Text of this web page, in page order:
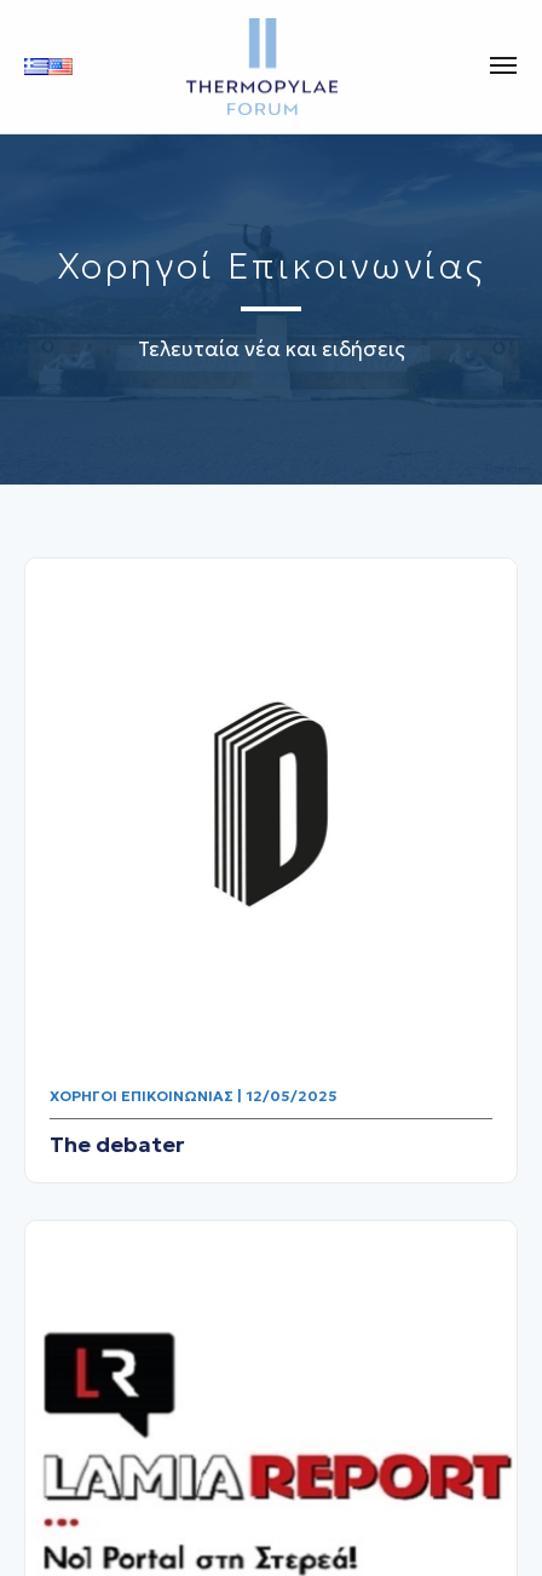
Χορηγοί Επικοινωνίας
Τελευταία νέα και ειδήσεις
ΧΟΡΗΓΟΊ ΕΠΙΚΟΙΝΩΝΊΑΣ | 12/05/2025
The debater